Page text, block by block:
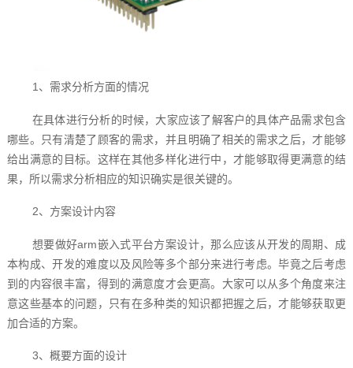
1、需求分析方面的情况
在具体进行分析的时候，大家应该了解客户的具体产品需求包含
哪些。只有清楚了顾客的需求，并且明确了相关的需求之后，才能够
给出满意的目标。这样在其他多样化进行中，才能够取得更满意的结
果，所以需求分析相应的知识确实是很关键的。
2、方案设计内容
想要做好arm嵌入式平台方案设计，那么应该从开发的周期、成
本构成、开发的难度以及风险等多个部分来进行考虑。毕竟之后考虑
到的内容很丰富，得到的满意度才会更高。大家可以从多个角度来注
意这些基本的问题，只有在多种类的知识都把握之后，才能够获取更
加合适的方案。
3、概要方面的设计